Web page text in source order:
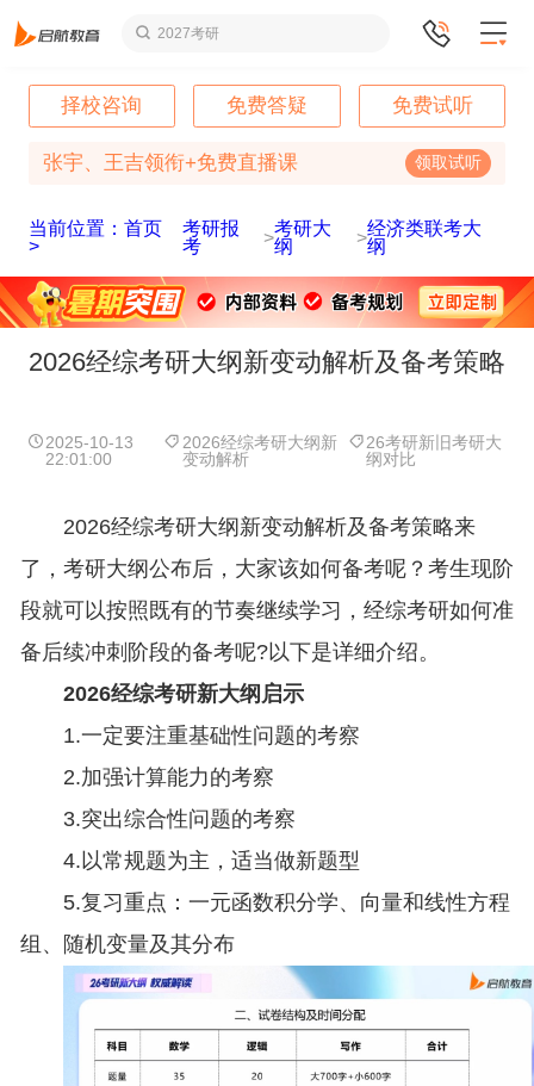
2027考研
择校咨询 免费答疑 免费试听
张宇、王吉领衔+免费直播课 领取试听
当前位置：首页
>
考研报
考
>考研大
纲
>经济类联考大
纲
2026经综考研大纲新变动解析及备考策略
2025-10-13
22:01:00
2026经综考研大纲新
变动解析
26考研新旧考研大
纲对比
2026经综考研大纲新变动解析及备考策略来
了，考研大纲公布后，大家该如何备考呢？考生现阶
段就可以按照既有的节奏继续学习，经综考研如何准
备后续冲刺阶段的备考呢?以下是详细介绍。
2026经综考研新大纲启示
1.一定要注重基础性问题的考察
2.加强计算能力的考察
3.突出综合性问题的考察
4.以常规题为主，适当做新题型
5.复习重点：一元函数积分学、向量和线性方程
组、随机变量及其分布